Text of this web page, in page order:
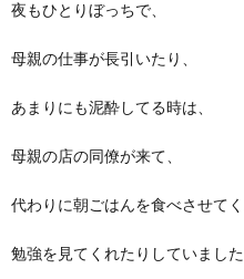
夜もひとりぼっちで、
母親の仕事が長引いたり、
あまりにも泥酔してる時は、
母親の店の同僚が来て、
代わりに朝ごはんを食べさせてく
勉強を見てくれたりしていました